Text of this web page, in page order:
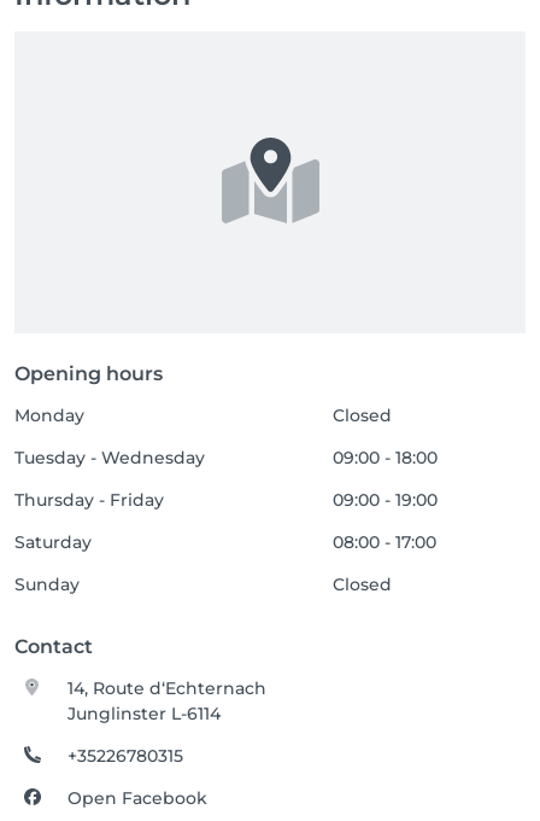
Opening hours
Monday
Closed
Tuesday - Wednesday
09:00 - 18:00
Thursday - Friday
09:00 - 19:00
Saturday
08:00 - 17:00
Sunday
Closed
Contact
14, Route d‘Echternach
Junglinster L-6114
+35226780315
Open Facebook